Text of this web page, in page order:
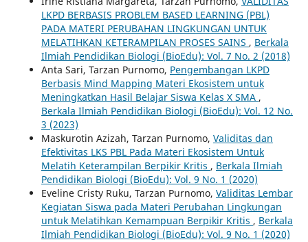
LKPD BERBASIS PROBLEM BASED LEARNING (PBL)
PADA MATERI PERUBAHAN LINGKUNGAN UNTUK
MELATIHKAN KETERAMPILAN PROSES SAINS , Berkala
Ilmiah Pendidikan Biologi (BioEdu): Vol. 7 No. 2 (2018)
Anta Sari, Tarzan Purnomo, Pengembangan LKPD
Berbasis Mind Mapping Materi Ekosistem untuk
Meningkatkan Hasil Belajar Siswa Kelas X SMA ,
Berkala Ilmiah Pendidikan Biologi (BioEdu): Vol. 12 No.
3 (2023)
Maskurotin Azizah, Tarzan Purnomo, Validitas dan
Efektivitas LKS PBL Pada Materi Ekosistem Untuk
Melatih Keterampilan Berpikir Kritis , Berkala Ilmiah
Pendidikan Biologi (BioEdu): Vol. 9 No. 1 (2020)
Eveline Cristy Ruku, Tarzan Purnomo, Validitas Lembar
Kegiatan Siswa pada Materi Perubahan Lingkungan
untuk Melatihkan Kemampuan Berpikir Kritis , Berkala
Ilmiah Pendidikan Biologi (BioEdu): Vol. 9 No. 1 (2020)